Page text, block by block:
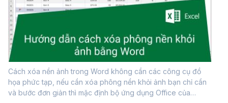
Cách xóa nền ảnh trong Word không cần các công cụ đồ
họa phức tạp, nếu cần xóa phông nền khỏi ảnh bạn chỉ cần
và bước đơn giản thì mặc định bộ ứng dụng Office của